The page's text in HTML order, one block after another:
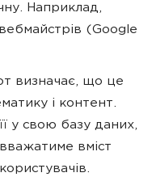
Наприклад,
(Google
визначає, що це
і контент.
у свою базу даних,
вміст